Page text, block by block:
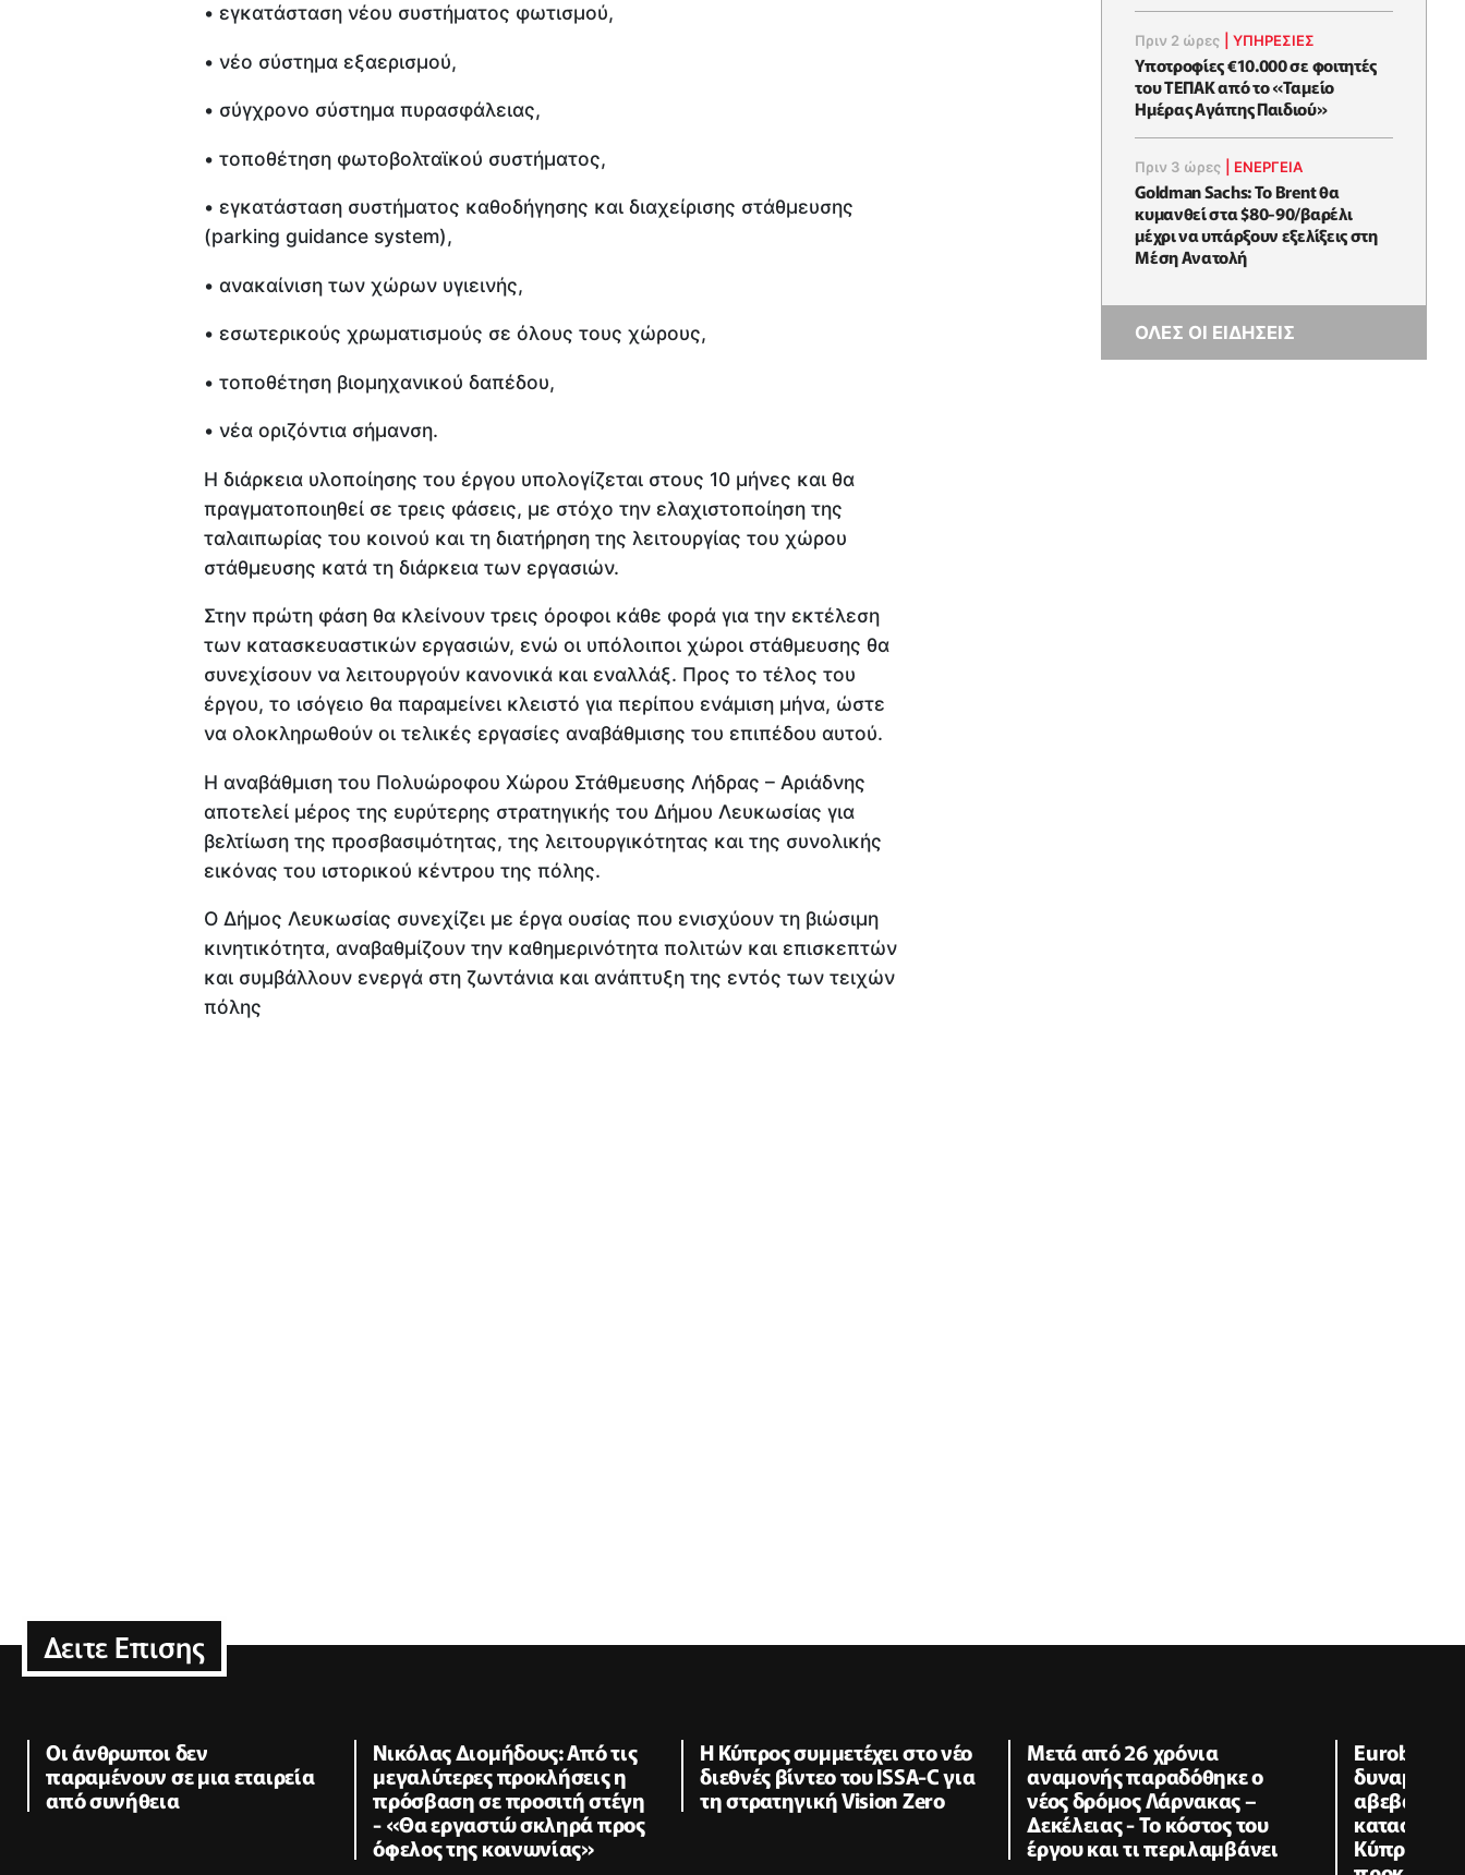
• εγκατάσταση νέου συστήματος φωτισμού,
• νέο σύστημα εξαερισμού,
• σύγχρονο σύστημα πυρασφάλειας,
• τοποθέτηση φωτοβολταϊκού συστήματος,
• εγκατάσταση συστήματος καθοδήγησης και διαχείρισης στάθμευσης
(parking guidance system),
• ανακαίνιση των χώρων υγιεινής,
• εσωτερικούς χρωματισμούς σε όλους τους χώρους,
• τοποθέτηση βιομηχανικού δαπέδου,
• νέα οριζόντια σήμανση.
Η διάρκεια υλοποίησης του έργου υπολογίζεται στους 10 μήνες και θα
πραγματοποιηθεί σε τρεις φάσεις, με στόχο την ελαχιστοποίηση της
ταλαιπωρίας του κοινού και τη διατήρηση της λειτουργίας του χώρου
στάθμευσης κατά τη διάρκεια των εργασιών.
Στην πρώτη φάση θα κλείνουν τρεις όροφοι κάθε φορά για την εκτέλεση
των κατασκευαστικών εργασιών, ενώ οι υπόλοιποι χώροι στάθμευσης θα
συνεχίσουν να λειτουργούν κανονικά και εναλλάξ. Προς το τέλος του
έργου, το ισόγειο θα παραμείνει κλειστό για περίπου ενάμιση μήνα, ώστε
να ολοκληρωθούν οι τελικές εργασίες αναβάθμισης του επιπέδου αυτού.
Η αναβάθμιση του Πολυώροφου Χώρου Στάθμευσης Λήδρας – Αριάδνης
αποτελεί μέρος της ευρύτερης στρατηγικής του Δήμου Λευκωσίας για
βελτίωση της προσβασιμότητας, της λειτουργικότητας και της συνολικής
εικόνας του ιστορικού κέντρου της πόλης.
Ο Δήμος Λευκωσίας συνεχίζει με έργα ουσίας που ενισχύουν τη βιώσιμη
κινητικότητα, αναβαθμίζουν την καθημερινότητα πολιτών και επισκεπτών
και συμβάλλουν ενεργά στη ζωντάνια και ανάπτυξη της εντός των τειχών
πόλης
Πριν 2 ώρες |ΥΠΗΡΕΣΙΕΣ
Υποτροφίες €10.000 σε φοιτητές
του ΤΕΠΑΚ από το «Ταμείο
Ημέρας Αγάπης Παιδιού»
Πριν 3 ώρες ΕΝΈΡΓΕΙΑ
Goldman Sachs: Το Brent θα
κυμανθεί στα $80-90/βαρέλι
μέχρι να υπάρξουν εξελίξεις στη
Μέση Ανατολή
ΟΛΕΣ ΟΙ ΕΙΔΗΣΕΙΣ
Δειτε Επισης
Οι άνθρωποι δεν
παραμένουν σε μια εταιρεία
από συνήθεια
Νικόλας Διομήδους: Από τις
μεγαλύτερες προκλήσεις η
πρόσβαση σε προσιτή στέγη
- «Θα εργαστώ σκληρά προς
όφελος της κοινωνίας»
Η Κύπρος συμμετέχει στο νέο
διεθνές βίντεο του ISSA-C για
τη στρατηγική Vision Zero
Μετά από 26 χρόνια
αναμονής παραδόθηκε ο
νέος δρόμος Λάρνακας –
Δεκέλειας - Το κόστος του
έργου και τι περιλαμβάνει
Eurobank
δυναμική
Κύπρο - Οι